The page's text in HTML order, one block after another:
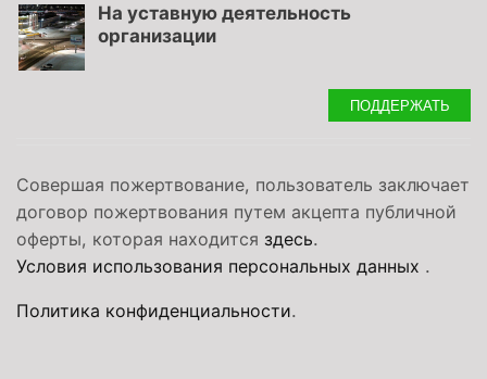
На уставную деятельность
организации
ПОДДЕРЖАТЬ
Совершая пожертвование, пользователь заключает
договор пожертвования путем акцепта публичной
оферты, которая находится здесь.
Условия использования персональных данных .
Политика конфиденциальности.